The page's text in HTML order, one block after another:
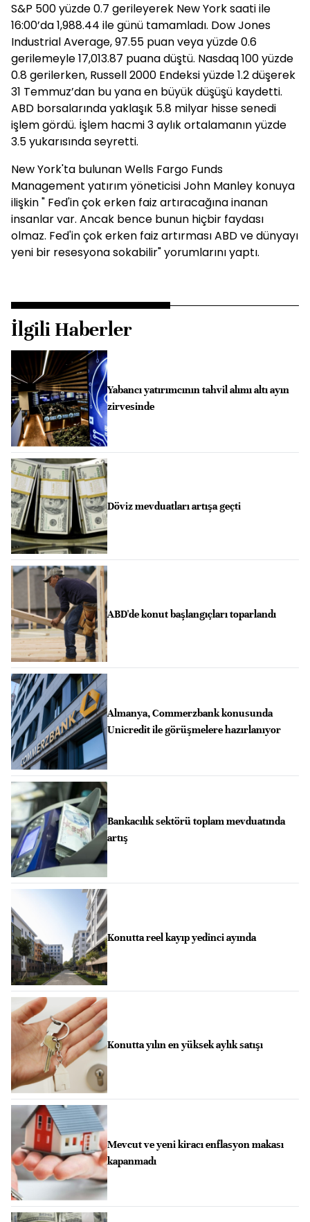
S&P 500 yüzde 0.7 gerileyerek New York saati ile
16:00’da 1,988.44 ile günü tamamladı. Dow Jones
Industrial Average, 97.55 puan veya yüzde 0.6
gerilemeyle 17,013.87 puana düştü. Nasdaq 100 yüzde
0.8 gerilerken, Russell 2000 Endeksi yüzde 1.2 düşerek
31 Temmuz’dan bu yana en büyük düşüşü kaydetti.
ABD borsalarında yaklaşık 5.8 milyar hisse senedi
işlem gördü. İşlem hacmi 3 aylık ortalamanın yüzde
3.5 yukarısında seyretti.
New York'ta bulunan Wells Fargo Funds
Management yatırım yöneticisi John Manley konuya
ilişkin " Fed'in çok erken faiz artıracağına inanan
insanlar var. Ancak bence bunun hiçbir faydası
olmaz. Fed'in çok erken faiz artırması ABD ve dünyayı
yeni bir resesyona sokabilir" yorumlarını yaptı.
İlgili Haberler
Yabancı yatırımcının tahvil alımı altı ayın
zirvesinde
Döviz mevduatları artışa geçti
ABD'de konut başlangıçları toparlandı
Almanya, Commerzbank konusunda
Unicredit ile görüşmelere hazırlanıyor
Bankacılık sektörü toplam mevduatında
artış
Konutta reel kayıp yedinci ayında
Konutta yılın en yüksek aylık satışı
Mevcut ve yeni kiracı enflasyon makası
kapanmadı